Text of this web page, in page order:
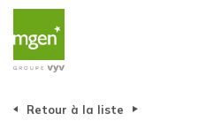
Retour à la liste